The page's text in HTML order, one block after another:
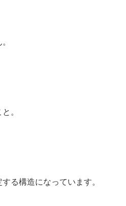
。
る構造になっています。